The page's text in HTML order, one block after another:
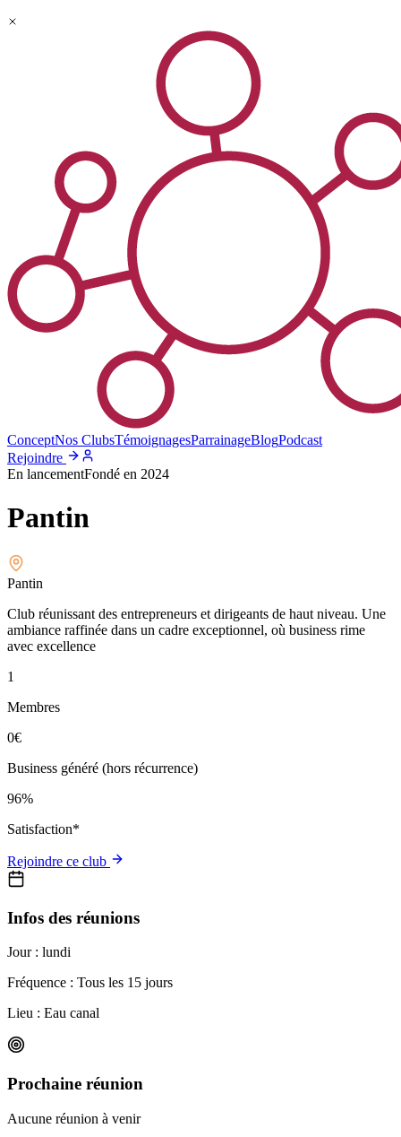
ConceptNos ClubsTémoignagesParrainageBlogPodcast
Rejoindre
En lancementFondé en 2024
Pantin
Pantin
Club réunissant des entrepreneurs et dirigeants de haut niveau. Une
ambiance raffinée dans un cadre exceptionnel, où business rime
avec excellence
1
Membres
0€
Business généré (hors récurrence)
96%
Satisfaction*
Rejoindre ce club
Infos des réunions
Jour : lundi
Fréquence : Tous les 15 jours
Lieu : Eau canal
Prochaine réunion
Aucune réunion à venir